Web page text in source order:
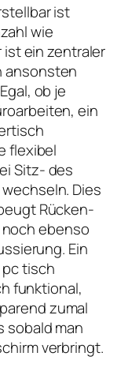
ist
wie
ist ein zentraler
ansonsten
ob je
ein
flexibel
Sitz- des
Dies
Rücken-
ebenso
Ein
tisch
funktional,
zumal
sobald man
verbringt.